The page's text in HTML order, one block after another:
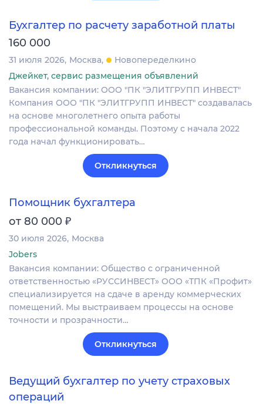
Бухгалтер по расчету заработной платы
160 000
31 июля 2026 Москва
Новопеределкино
Джейкет, сервис размещения объявлений
Вакансия компании: ООО "ПК "ЭЛИТГРУПП ИНВЕСТ"
Компания ООО "ПК "ЭЛИТГРУПП ИНВЕСТ" создавалась
на основе многолетнего опыта работы
профессиональной команды. Поэтому с начала 2022
года начал функционировать…
Откликнуться
Помощник бухгалтера
от 80 000 ₽
30 июля 2026 Москва
Jobers
Вакансия компании: Общество с ограниченной
ответственностью «РУССИНВЕСТ» ООО «ТПК «Профит»
специализируется на сдаче в аренду коммерческих
помещений. Мы выстраиваем процессы на основе
точности и прозрачности…
Откликнуться
Ведущий бухгалтер по учету страховых
операций